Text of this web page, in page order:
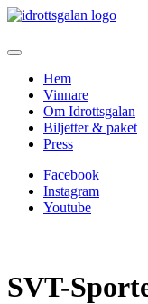
Hem
Vinnare
Om Idrottsgalan
Biljetter & paket
Press
Facebook
Instagram
Youtube
SVT-